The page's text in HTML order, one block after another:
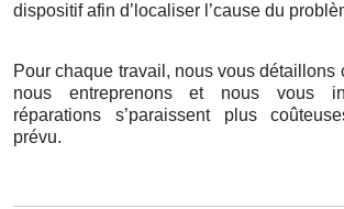
dispositif afin d’localiser l’cause du
Pour chaque travail, nous vous détaillons
nous entreprenons et nous vous
réparations s’paraissent plus
prévu.